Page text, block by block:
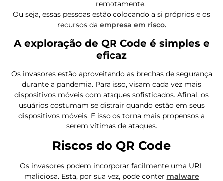
remotamente.
Ou seja, essas pessoas estão colocando a si próprios e os
recursos da empresa em risco.
A exploração de QR Code é simples e
eficaz
Os invasores estão aproveitando as brechas de segurança
durante a pandemia. Para isso, visam cada vez mais
dispositivos móveis com ataques sofisticados. Afinal, os
usuários costumam se distrair quando estão em seus
dispositivos móveis. E isso os torna mais propensos a
serem vítimas de ataques.
Riscos do QR Code
Os invasores podem incorporar facilmente uma URL
maliciosa. Esta, por sua vez, pode conter malware